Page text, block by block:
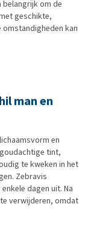
om de
geschikte,
kan
man en
en
tint,
te kweken in het
Zebravis
dagen uit. Na
verwijderen, omdat